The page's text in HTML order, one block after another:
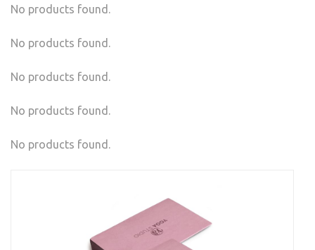
No products found.
No products found.
No products found.
No products found.
No products found.